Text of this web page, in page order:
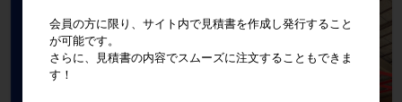
会員の方に限り、サイト内で見積書を作成し発行すること
が可能です。
さらに、見積書の内容でスムーズに注文することもできま
す！